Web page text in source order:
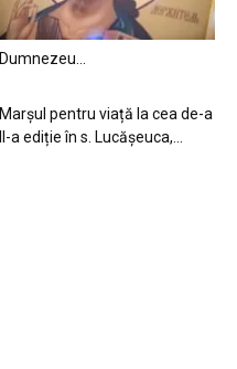
Dumnezeu…
Marșul pentru viață la cea de-a
II-a ediție în s. Lucășeuca,...